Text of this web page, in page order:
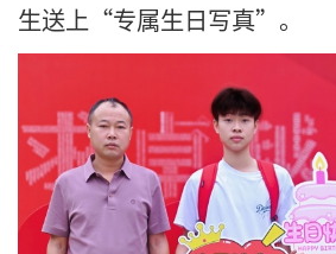
生送上“专属生日写真”。